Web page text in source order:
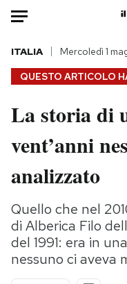
HOME
Italia
Politica
Tecnologia
Scienza
Cultura
Economia
Sport
QUESTO ARTICOLO
ITALIA Mercoledì 1
La storia di
vent’anni
analizzato
Quello che nel
di Alberica Filo
del 1991: era in
nessuno ci aveva